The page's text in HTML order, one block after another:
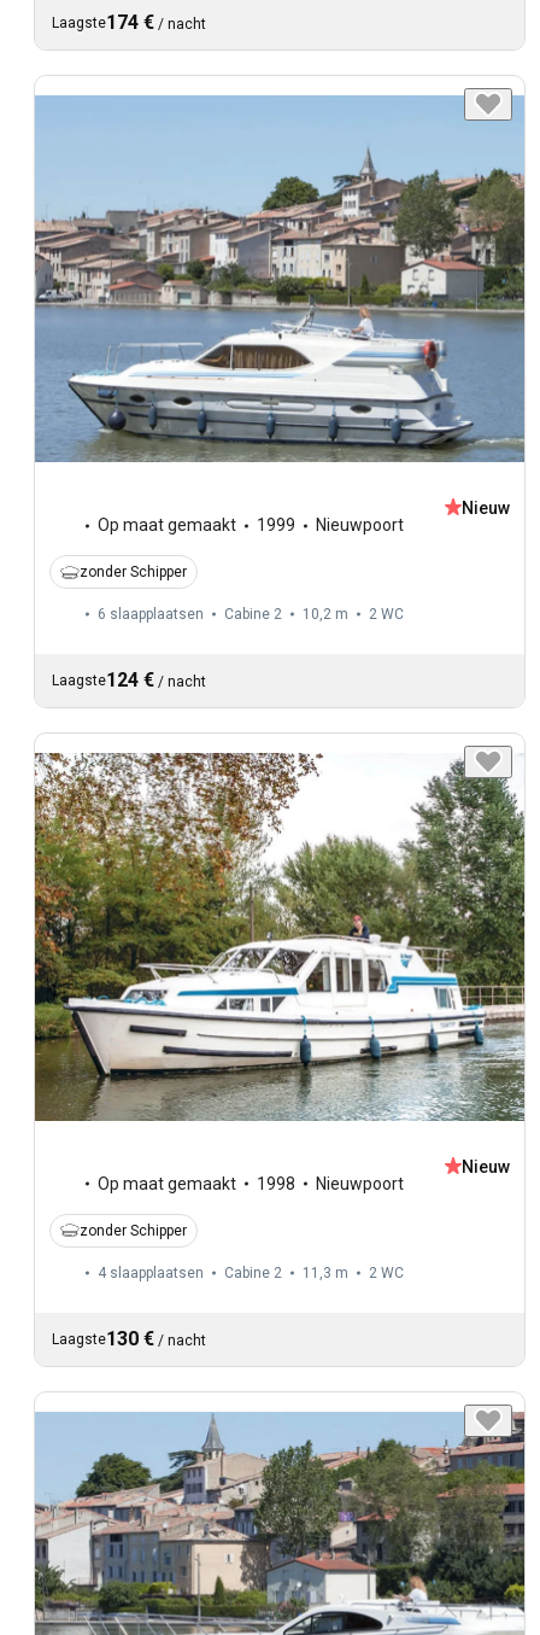
Laagste174 € / nacht
Op maat gemaakt 1999 Nieuwpoort
Nieuw
zonder Schipper
6 slaapplaatsen Cabine 2 10,2 m 2 WC
Laagste124 € / nacht
Op maat gemaakt 1998 Nieuwpoort
Nieuw
zonder Schipper
4 slaapplaatsen Cabine 2 11,3 m 2 WC
Laagste130 € / nacht